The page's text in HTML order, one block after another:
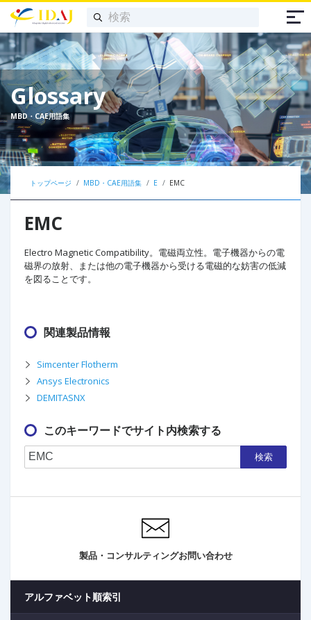
Glossary
MBD・CAE用語集
トップページ MBD・CAE用語集 E EMC
EMC
Electro Magnetic Compatibility。電磁両立性。電子機器からの電
磁界の放射、または他の電子機器から受ける電磁的な妨害の低減
を図ることです。
関連製品情報
Simcenter Flotherm
Ansys Electronics
DEMITASNX
このキーワードでサイト内検索する
検索
製品・コンサルティングお問い合わせ
アルファベット順索引